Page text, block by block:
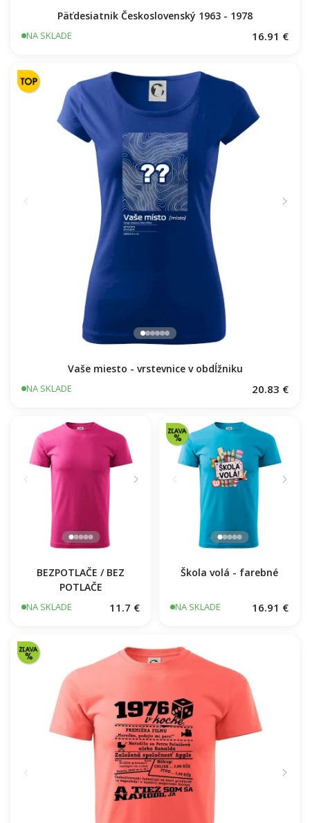
Päťdesiatnik Československý 1963 - 1978
NA SKLADE 16.91 €
Vaše miesto - vrstevnice v obdĺžniku
NA SKLADE 20.83 €
BEZPOTLAČE / BEZ
POTLAČE
NA SKLADE 11.7 €
Škola volá - farebné
NA SKLADE 16.91 €